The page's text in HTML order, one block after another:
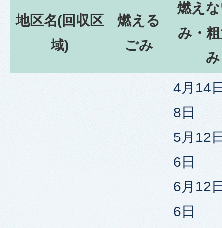
地区名(回収区
域)
燃える
ごみ
燃え
み・
み
4月14
8日
5月12
6日
6月12
6日